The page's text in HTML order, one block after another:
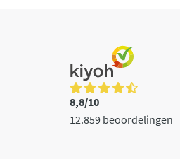
8,8/10
12.859 beoordelingen